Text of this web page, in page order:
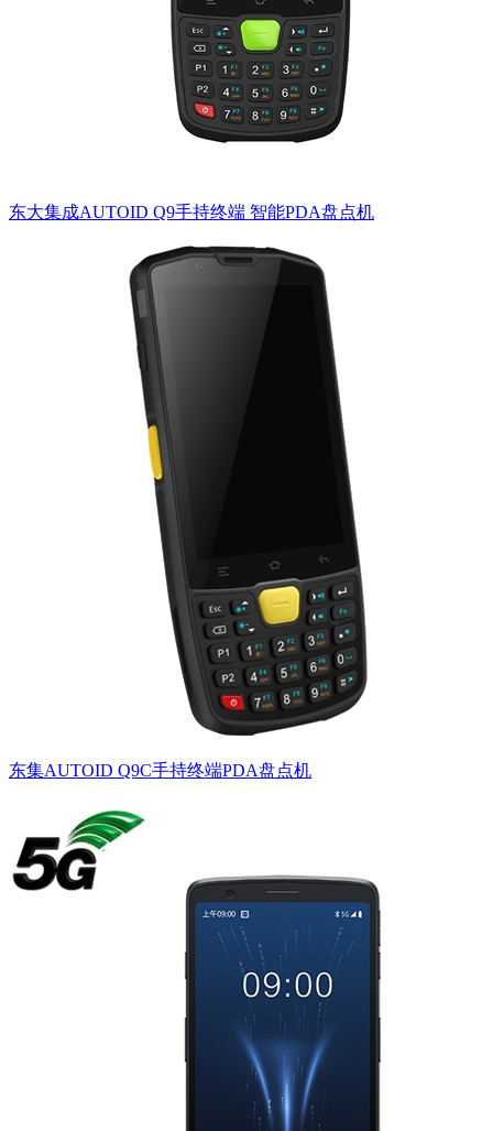
东大集成AUTOID Q9手持终端 智能PDA盘点机
东集AUTOID Q9C手持终端PDA盘点机